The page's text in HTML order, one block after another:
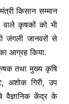
किसान सम्मान
वाले कृषकों को भी
जंगली जानवरों से
आग्रह किया.
तथा मुख्य कृषि
अशोक गिरी, उप
वैज्ञानिक केंद्र के